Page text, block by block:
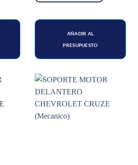
AÑADIR AL
PRESUPUESTO